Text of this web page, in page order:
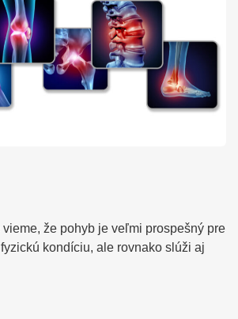
že pohyb je veľmi prospešný pre
kondíciu, ale rovnako slúži aj